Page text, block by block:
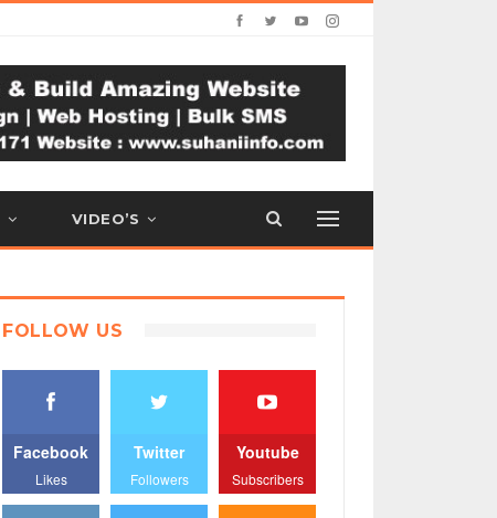
VIDEO’S
FOLLOW US
Facebook
Likes
Twitter
Followers
Youtube
Subscribers